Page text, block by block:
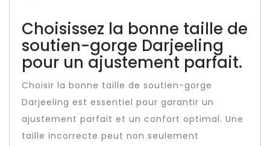
Choisissez la bonne taille de
soutien-gorge Darjeeling
pour un ajustement parfait.
Choisir la bonne taille de soutien-gorge
Darjeeling est essentiel pour garantir un
ajustement parfait et un confort optimal. Une
taille incorrecte peut non seulement